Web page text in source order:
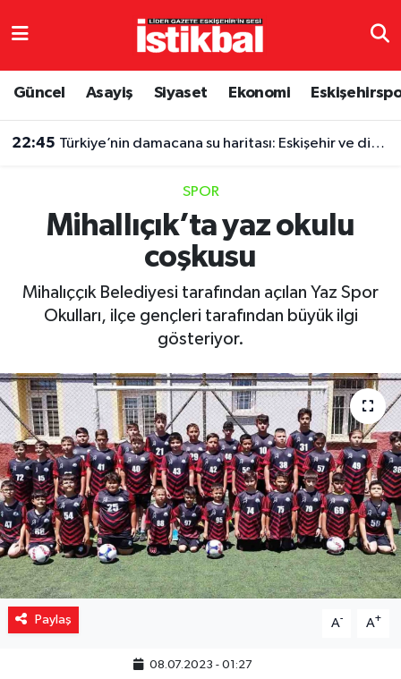
Güncel Asayiş Siyaset Ekonomi
22:45 Türkiye’nin damacana su haritası: Eskişehir ve diğer illerde fiyatlar ne kadar?
SPOR
Mihallıçık’ta yaz okulu
coşkusu
Mihalıççık Belediyesi tarafından açılan Yaz Spor
Okulları, ilçe gençleri tarafından büyük ilgi
gösteriyor.
Paylaş A- A+
08.07.2023 - 01:27
Eskişehirspor
Eğitim
Sağlık
Yaşam
Resmi ilanlar
Eskişehir Nöbetçi Eczaneler
TFF 3.Lig 4.Grup Puan Durumu ve Fikstür
Tüm Manşetler
Son Dakika Haberleri
Haber Arşivi